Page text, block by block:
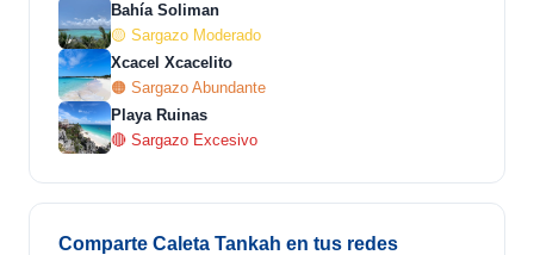
Bahía Soliman
🟡 Sargazo Moderado
Xcacel Xcacelito
🟠 Sargazo Abundante
Playa Ruinas
🔴 Sargazo Excesivo
Comparte Caleta Tankah en tus redes